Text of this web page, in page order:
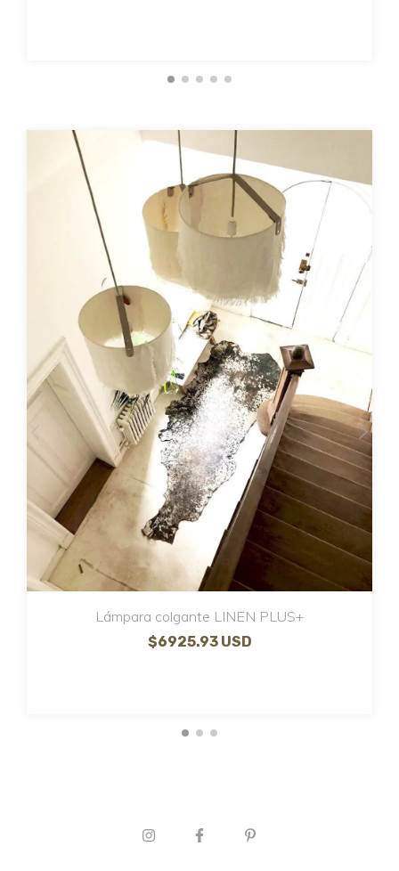
Lámpara colgante LINEN PLUS+
$6925.93 USD